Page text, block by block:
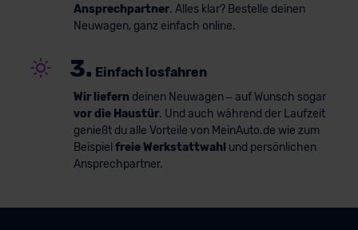
Ansprechpartner. Alles klar? Bestelle deinen
Neuwagen, ganz einfach online.
3. Einfach losfahren
Wir liefern deinen Neuwagen – auf Wunsch sogar
vor die Haustür. Und auch während der Laufzeit
genießt du alle Vorteile von MeinAuto.de wie zum
Beispiel freie Werkstattwahl und persönlichen
Ansprechpartner.